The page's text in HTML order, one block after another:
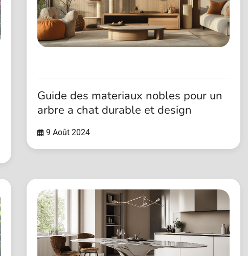
Guide des materiaux nobles pour un
arbre a chat durable et design
9 Août 2024